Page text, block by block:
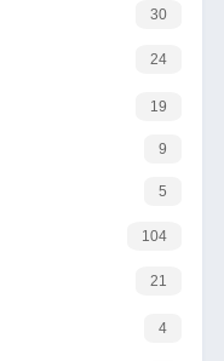
30
24
19
9
5
104
21
4